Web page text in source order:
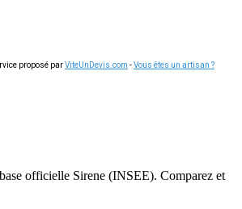
proposé parViteUnDevis.com -Vous êtes un artisan ?
officielle Sirene (INSEE). Comparez et